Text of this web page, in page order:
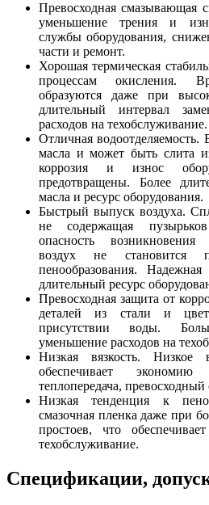
Превосходная смазывающая
уменьшение трения и
службы оборудования,
части и ремонт.
Хорошая термическая
процессам окисления.
образуются даже при
длительный интервал
расходов на техобслуживание.
Отличная водоотделяемость.
масла и может быть слита
коррозия и износ
предотвращены. Более
масла и ресурс оборудования.
Быстрый выпуск воздуха.
не содержащая
опасность
воздух не становится
пенообразования.
длительный ресурс
Превосходная защита от
деталей из стали и
присутствии воды.
уменьшение расходов на
Низкая вязкость. Низкое
обеспечивает
теплопередача,
Низкая тенденция к
смазочная пленка даже при
простоев, что
техобслуживание.
Спецификации,